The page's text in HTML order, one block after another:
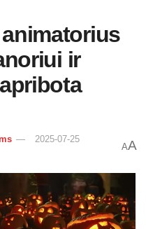
ir
2025-07-25
AA